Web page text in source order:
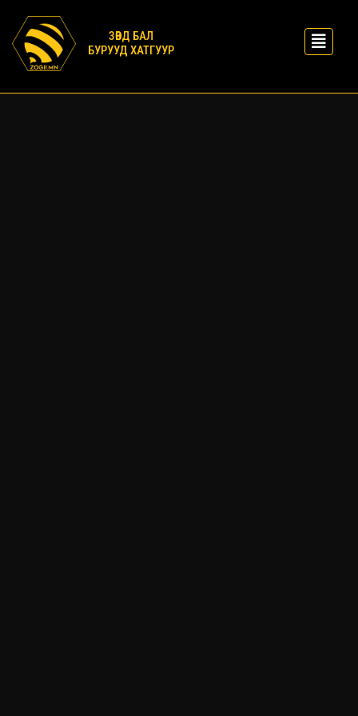
ЗӨВД БАЛ
БУРУУД ХАТГУУР